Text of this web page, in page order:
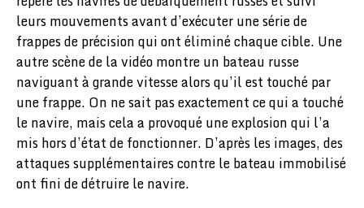
leurs mouvements avant d’exécuter une série de
frappes de précision qui ont éliminé chaque cible. Une
autre scène de la vidéo montre un bateau russe
naviguant à grande vitesse alors qu’il est touché par
une frappe. On ne sait pas exactement ce qui a touché
le navire, mais cela a provoqué une explosion qui l’a
mis hors d’état de fonctionner. D’après les images, des
attaques supplémentaires contre le bateau immobilisé
ont fini de détruire le navire.